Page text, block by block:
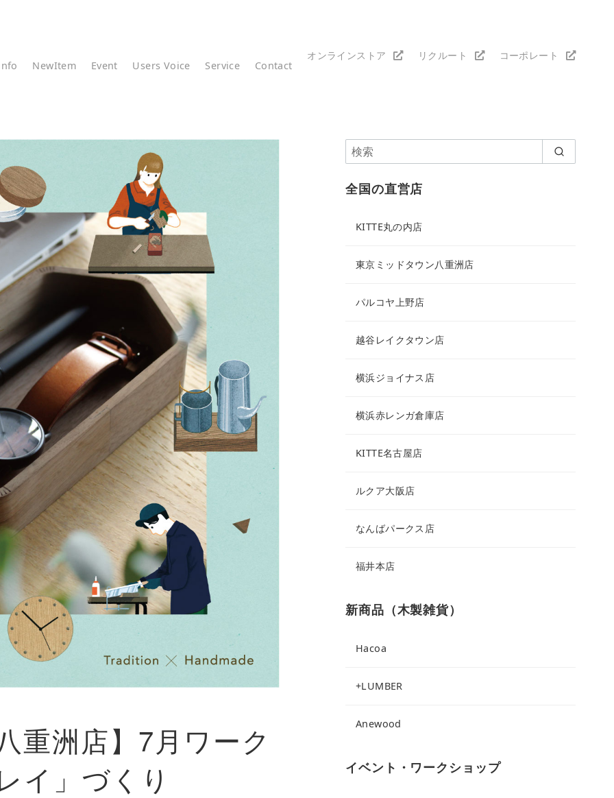
NewItem Event Users Voice Service Contact
オンラインストア リクルート コーポレート
重洲店】7月ワーク
イ」づくり
全国の直営店
KITTE丸の内店
東京ミッドタウン八重洲店
パルコヤ上野店
越谷レイクタウン店
横浜ジョイナス店
横浜赤レンガ倉庫店
KITTE名古屋店
ルクア大阪店
なんばパークス店
福井本店
新商品（木製雑貨）
Hacoa
+LUMBER
Anewood
イベント・ワークショップ